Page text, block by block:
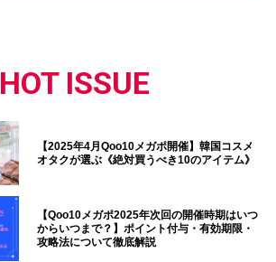
HOT ISSUE
【2025年4月Qoo10メガポ開催】韓国コスメ
オタクが選ぶ《絶対買うべき10のアイテム》
【Qoo10メガポ2025年次回の開催時期はいつ
からいつまで？】ポイント付与・有効期限・
攻略法について徹底解説